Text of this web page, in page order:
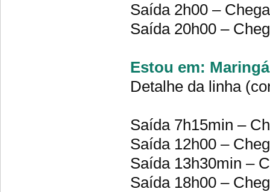
Saída 2h00 –
Saída 20h00 –
Estou em:
Detalhe da linha
Saída 7h15min –
Saída 12h00 –
Saída 13h30min –
Saída 18h00 –